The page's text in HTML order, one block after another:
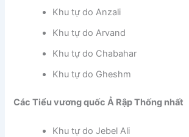
Khu tự do Anzali
Khu tự do Arvand
Khu tự do Chabahar
Khu tự do Gheshm
Các Tiểu vương quốc Ả Rập Thống nhất
Khu tự do Jebel Ali